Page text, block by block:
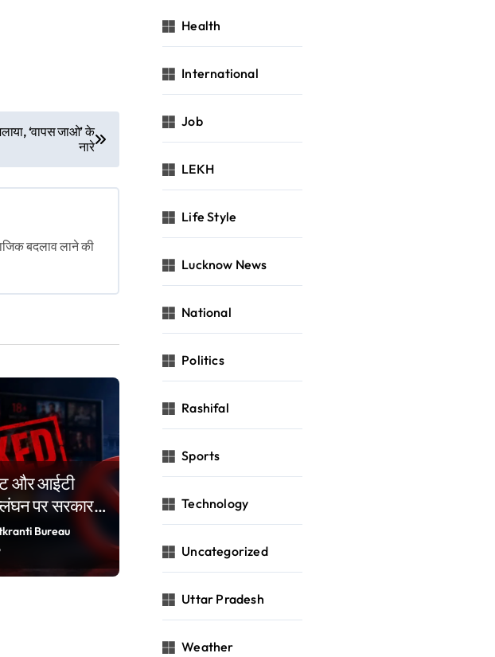
‘वापस जाओ’ के
नारे
बदलाव लाने की
और आईटी
पर सरकार
में 50 OTT
Bureau
Health
International
Job
LEKH
Life Style
Lucknow News
National
Politics
Rashifal
Sports
Technology
Uncategorized
Uttar Pradesh
Weather